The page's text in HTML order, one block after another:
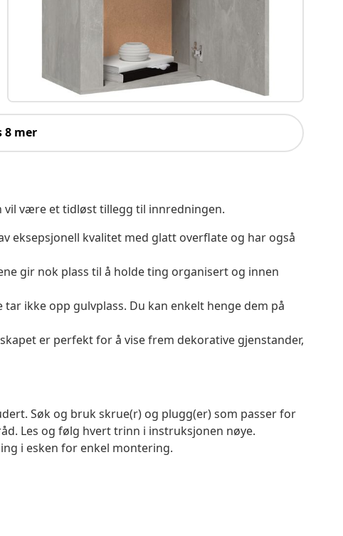
8 mer
vil være et tidløst tillegg til innredningen.
eksepsjonell kvalitet med glatt overflate og har også
gir nok plass til å holde ting organisert og innen
ikke opp gulvplass. Du kan enkelt henge dem på
er perfekt for å vise frem dekorative gjenstander,
Søk og bruk skrue(r) og plugg(er) som passer for
Les og følg hvert trinn i instruksjonen nøye.
i esken for enkel montering.